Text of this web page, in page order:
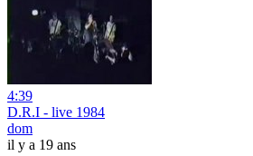
4:39
D.R.I - live 1984
dom
il y a 19 ans